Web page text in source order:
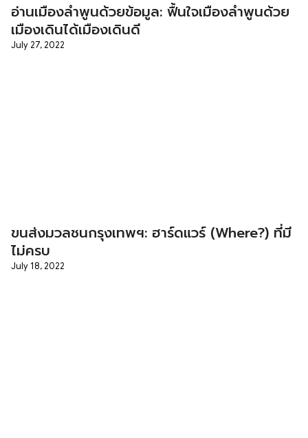
อ่านเมืองลำพูนด้วยข้อมูล: ฟื้นใจเมืองลำพูนด้วย
เมืองเดินได้เมืองเดินดี
July 27, 2022
ขนส่งมวลชนกรุงเทพฯ: ฮาร์ดแวร์ (Where?) ที่มี
ไม่ครบ
July 18, 2022